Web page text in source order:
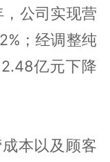
公司实现营
；经调整纯
亿元下降
本以及顾客